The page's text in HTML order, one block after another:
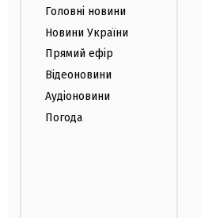
Головні новини
Новини України
Прямий ефір
Відеоновини
Аудіоновини
Погода